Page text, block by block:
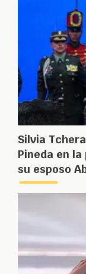
Silvia
Pineda en
su esposo